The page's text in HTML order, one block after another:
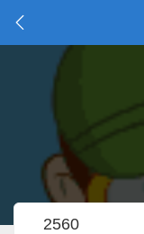
2560